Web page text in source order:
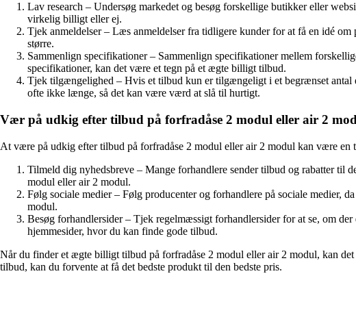
Lav research – Undersøg markedet og besøg forskellige butikker eller
virkelig billigt eller ej.
Tjek anmeldelser – Læs anmeldelser fra tidligere kunder for at få en idé
større.
Sammenlign specifikationer – Sammenlign specifikationer mellem
specifikationer, kan det være et tegn på et ægte billigt tilbud.
Tjek tilgængelighed – Hvis et tilbud kun er tilgængeligt i et begrænset antal
ofte ikke længe, så det kan være værd at slå til hurtigt.
Vær på udkig efter tilbud på forfradåse 2 modul eller air 2
At være på udkig efter tilbud på forfradåse 2 modul eller air 2 modul kan være
Tilmeld dig nyhedsbreve – Mange forhandlere sender tilbud og rabatter til
modul eller air 2 modul.
Følg sociale medier – Følg producenter og forhandlere på sociale medier,
modul.
Besøg forhandlersider – Tjek regelmæssigt forhandlersider for at se, om
hjemmesider, hvor du kan finde gode tilbud.
Når du finder et ægte billigt tilbud på forfradåse 2 modul eller air 2 modul, kan
tilbud, kan du forvente at få det bedste produkt til den bedste pris.